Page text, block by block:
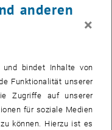
1/2 Bilder
der
Jahr 1815. Anlässlich
veranstaltet dasTU
neuen FensterWieden zwei
"Walzer auf der Wieden",.
anderen
×
und bindet Inhalte von
Funktionalität unserer
Zugriffe auf unserer
für soziale Medien
können. Hierzu ist es